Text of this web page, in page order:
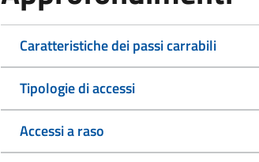
Caratteristiche dei passi carrabili
Tipologie di accessi
Accessi a raso